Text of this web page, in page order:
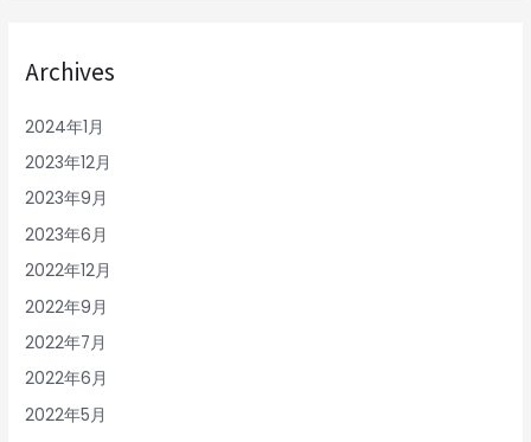
Archives
2024年1月
2023年12月
2023年9月
2023年6月
2022年12月
2022年9月
2022年7月
2022年6月
2022年5月